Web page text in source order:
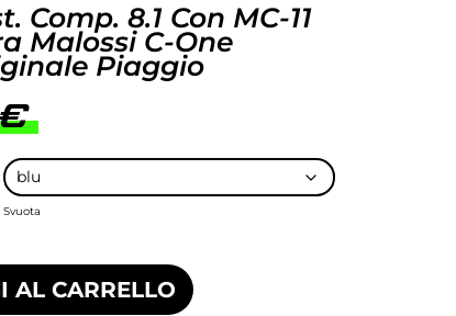
Comp. 8.1 Con MC-11
Malossi C-One
Piaggio
Svuota
AL CARRELLO